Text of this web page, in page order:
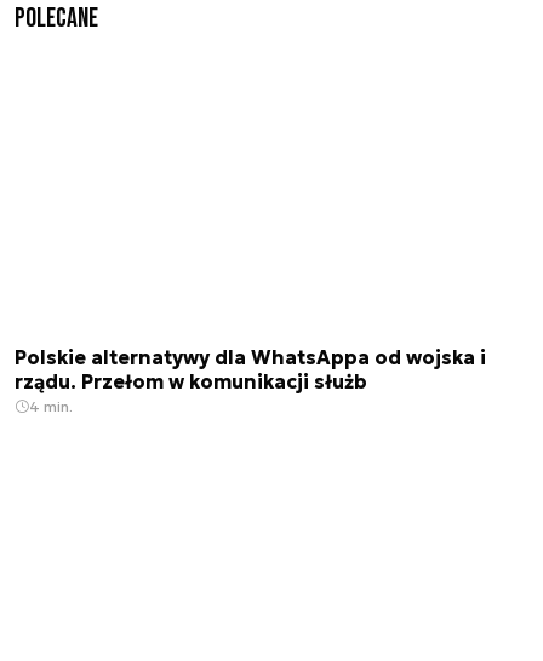
Polecane
Polskie alternatywy dla WhatsAppa od wojska i
rządu. Przełom w komunikacji służb
4 min.